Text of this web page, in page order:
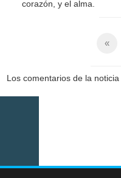
corazón, y el alma.
«
Los comentarios de la